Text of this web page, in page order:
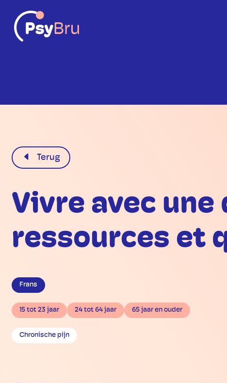
Terug
Vivre avec
ressources et
Frans
15 tot 23 jaar 24 tot 64 jaar 65 jaar en ouder
Chronische pijn